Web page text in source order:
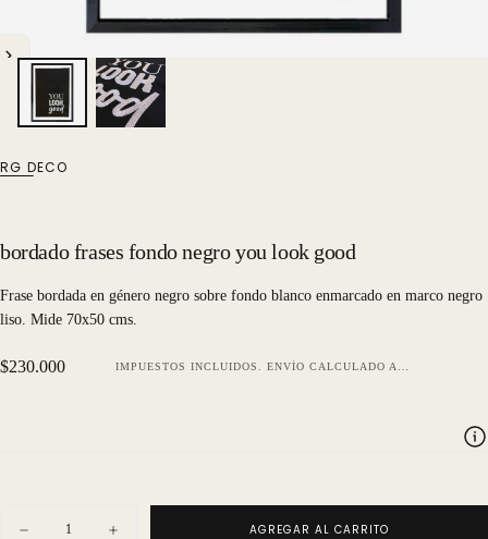
RG DECO
bordado frases fondo negro you look good
Frase bordada en género negro sobre fondo blanco enmarcado en marco negro
liso. Mide 70x50 cms.
Precio
$230.000 IMPUESTOS INCLUIDOS. ENVÍO CALCULADO AL FINALIZAR LA COMPRA.
AGREGAR AL CARRITO